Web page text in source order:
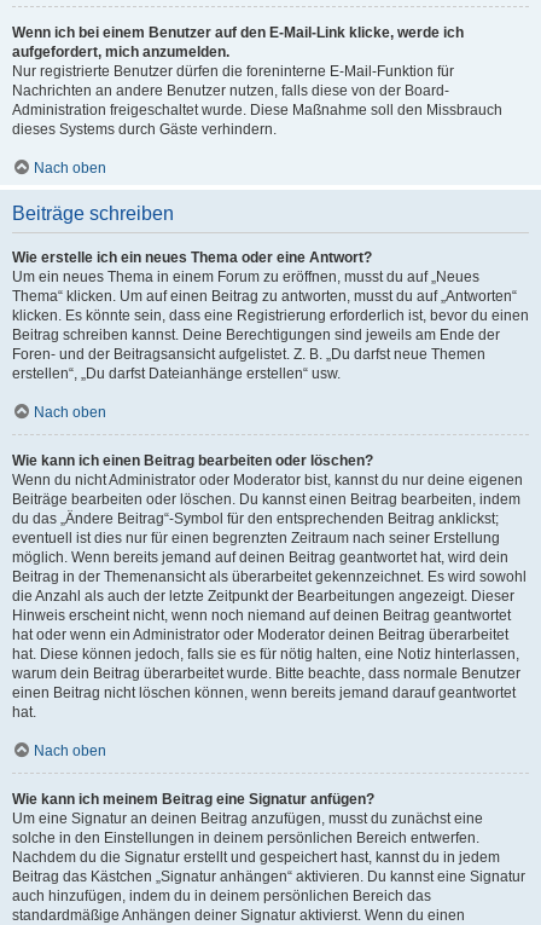
Wenn ich bei einem Benutzer auf den E-Mail-Link klicke, werde ich
aufgefordert, mich anzumelden.
Nur registrierte Benutzer dürfen die foreninterne E-Mail-Funktion für
Nachrichten an andere Benutzer nutzen, falls diese von der Board-
Administration freigeschaltet wurde. Diese Maßnahme soll den Missbrauch
dieses Systems durch Gäste verhindern.
Nach oben
Beiträge schreiben
Wie erstelle ich ein neues Thema oder eine Antwort?
Um ein neues Thema in einem Forum zu eröffnen, musst du auf „Neues
Thema“ klicken. Um auf einen Beitrag zu antworten, musst du auf „Antworten“
klicken. Es könnte sein, dass eine Registrierung erforderlich ist, bevor du einen
Beitrag schreiben kannst. Deine Berechtigungen sind jeweils am Ende der
Foren- und der Beitragsansicht aufgelistet. Z. B. „Du darfst neue Themen
erstellen“, „Du darfst Dateianhänge erstellen“ usw.
Nach oben
Wie kann ich einen Beitrag bearbeiten oder löschen?
Wenn du nicht Administrator oder Moderator bist, kannst du nur deine eigenen
Beiträge bearbeiten oder löschen. Du kannst einen Beitrag bearbeiten, indem
du das „Ändere Beitrag“-Symbol für den entsprechenden Beitrag anklickst;
eventuell ist dies nur für einen begrenzten Zeitraum nach seiner Erstellung
möglich. Wenn bereits jemand auf deinen Beitrag geantwortet hat, wird dein
Beitrag in der Themenansicht als überarbeitet gekennzeichnet. Es wird sowohl
die Anzahl als auch der letzte Zeitpunkt der Bearbeitungen angezeigt. Dieser
Hinweis erscheint nicht, wenn noch niemand auf deinen Beitrag geantwortet
hat oder wenn ein Administrator oder Moderator deinen Beitrag überarbeitet
hat. Diese können jedoch, falls sie es für nötig halten, eine Notiz hinterlassen,
warum dein Beitrag überarbeitet wurde. Bitte beachte, dass normale Benutzer
einen Beitrag nicht löschen können, wenn bereits jemand darauf geantwortet
hat.
Nach oben
Wie kann ich meinem Beitrag eine Signatur anfügen?
Um eine Signatur an deinen Beitrag anzufügen, musst du zunächst eine
solche in den Einstellungen in deinem persönlichen Bereich entwerfen.
Nachdem du die Signatur erstellt und gespeichert hast, kannst du in jedem
Beitrag das Kästchen „Signatur anhängen“ aktivieren. Du kannst eine Signatur
auch hinzufügen, indem du in deinem persönlichen Bereich das
standardmäßige Anhängen deiner Signatur aktivierst. Wenn du einen